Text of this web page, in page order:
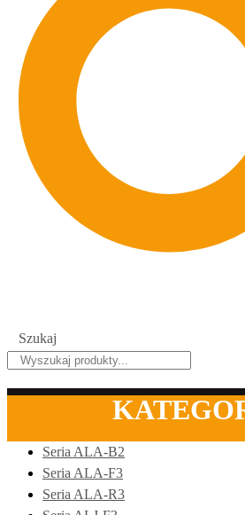
Szukaj
Seria ALA-B2
Seria ALA-F3
Seria ALA-R3